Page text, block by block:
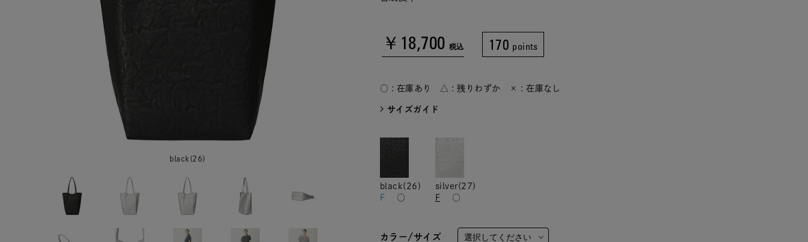
black(26)
￥18,700 税込 170 points
○ : 在庫あり △ : 残りわずか × : 在庫なし
サイズガイド
black(26)
F
○
silver(27)
F
○
カラー/サイズ